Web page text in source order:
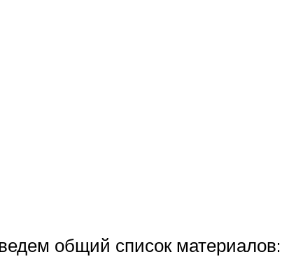
общий список материалов: